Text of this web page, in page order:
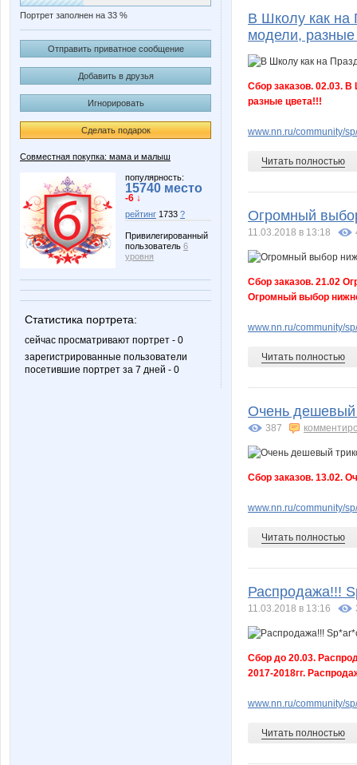
Портрет заполнен на 33 %
Отправить приватное сообщение
Добавить в друзья
Игнорировать
Сделать подарок
Совместная покупка: мама и малыш
популярность:
15740 место
-6 ↓
рейтинг 1733 ?
Привилегированный
пользователь 6
уровня
Статистика портрета:
сейчас просматривают портрет - 0
зарегистрированные пользователи
посетившие портрет за 7 дней - 0
В Школу как на
модели, разные
Сбор заказов. 02.03.
разные цвета!!!
www.nn.ru/community/
Читать полностью
Огромный
11.03.2018 в 13:18
Сбор заказов. 21.02
Огромный выбор
www.nn.ru/community/
Читать полностью
Очень дешевый
387
Сбор заказов. 13.02.
www.nn.ru/community/
Читать полностью
Распродажа!!!
11.03.2018 в 13:16
Сбор до 20.03.
2017-2018гг.
www.nn.ru/community/
Читать полностью